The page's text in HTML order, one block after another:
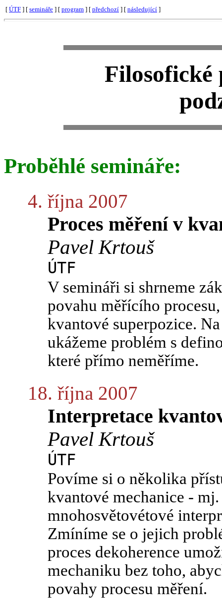
[ ÚTF ] [ semináře ] [ program ] [ předchozí ] [ následující ]
Filosofické
Proběhlé semináře:
4. října 2007
Proces měření v
Pavel Krtouš
ÚTF
V semináři si shrneme
povahu měřícího
kvantové superpozice.
ukážeme problém s
které přímo neměříme.
18. října 2007
Interpretace
Pavel Krtouš
ÚTF
Povíme si o několika
kvantové mechanice -
mnohosvětovétové
Zmíníme se o jejich
proces dekoherence
mechaniku bez toho,
povahy procesu měření.